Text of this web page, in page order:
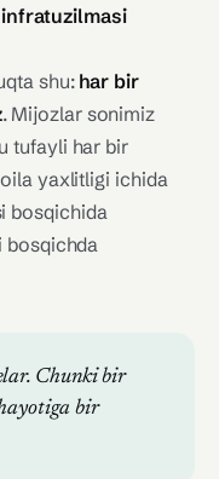
shu: har bir
. Mijozlar sonimiz
tufayli har bir
yaxlitligi ichida
bosqichida
bosqichda
Chunki bir
bir